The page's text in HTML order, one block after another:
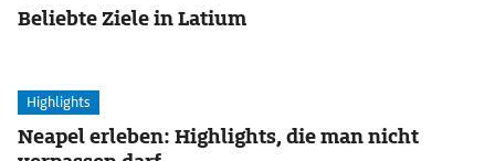
Beliebte Ziele in Latium
Highlights
Neapel erleben: Highlights, die man nicht